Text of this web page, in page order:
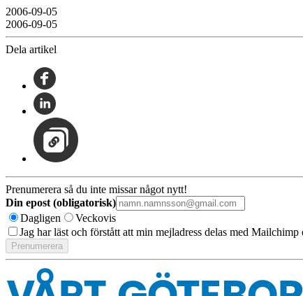
2006-09-05
2006-09-05
Dela artikel
Prenumerera så du inte missar något nytt!
Din epost (obligatorisk)
Dagligen
Veckovis
Jag har läst och förstått att min mejladress delas med